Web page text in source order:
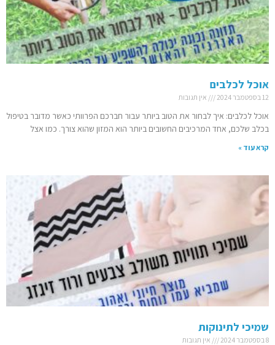
אוכל לכלבים
12 בספטמבר 2024 אין תגובות
אוכל לכלבים: איך לבחור את הטוב ביותר עבור חברכם הפרוותי כאשר מדובר בטיפול
בכלב שלכם, אחד המרכיבים החשובים ביותר הוא המזון שהוא צורך. כמו אצל
קרא עוד »
שמיכי לתינוקות
8 בספטמבר 2024 אין תגובות